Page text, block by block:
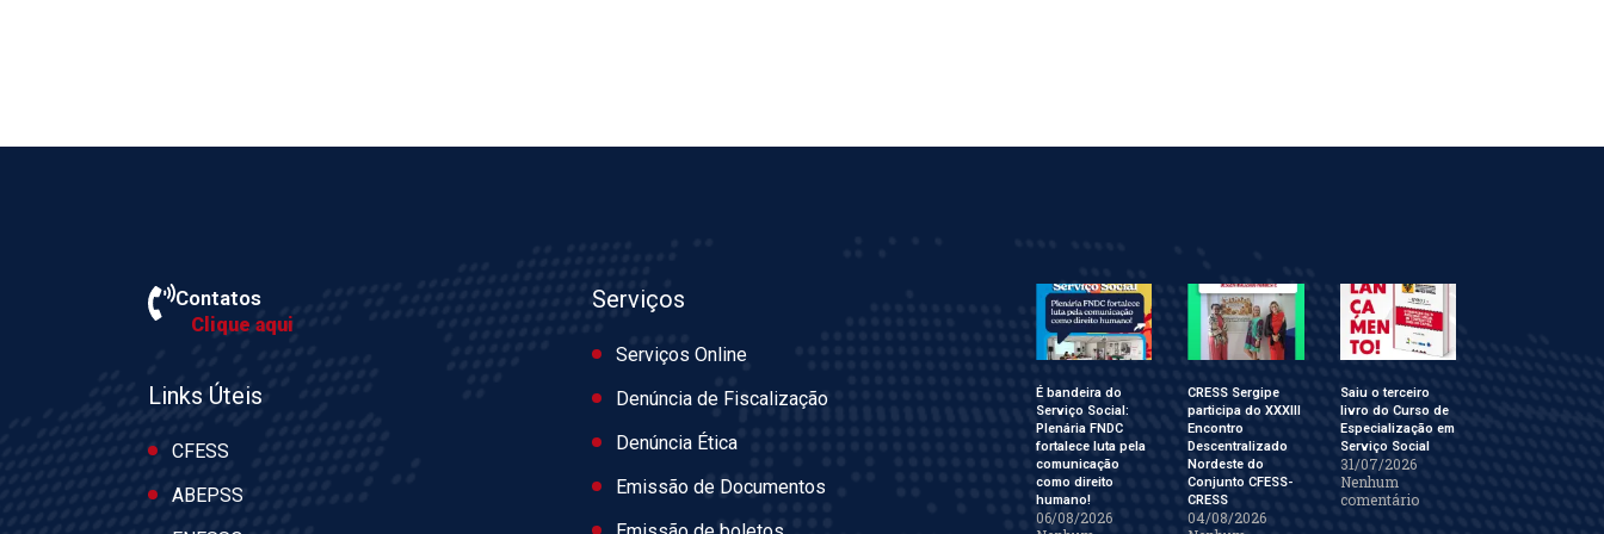
Contatos
Clique aqui
Links Úteis
CFESS
ABEPSS
Serviços
Serviços Online
Denúncia de Fiscalização
Denúncia Ética
Emissão de Documentos
É bandeira do
Serviço Social:
Plenária FNDC
fortalece luta pela
comunicação
como direito
humano!
06/08/2026
CRESS Sergipe
participa do XXXIII
Encontro
Descentralizado
Nordeste do
Conjunto CFESS-
CRESS
04/08/2026
Saiu o terceiro
livro do Curso de
Especialização em
Serviço Social
31/07/2026
Nenhum
comentário